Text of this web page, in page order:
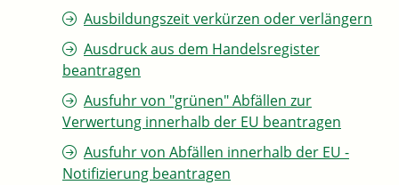
Ausbildungszeit verkürzen oder verlängern
Ausdruck aus dem Handelsregister
beantragen
Ausfuhr von "grünen" Abfällen zur
Verwertung innerhalb der EU beantragen
Ausfuhr von Abfällen innerhalb der EU -
Notifizierung beantragen